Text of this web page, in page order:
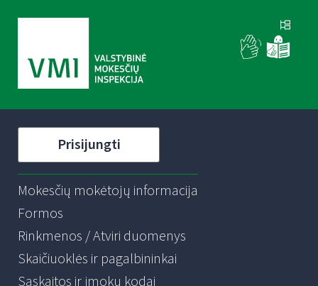
Prisijungti
Mokesčių mokėtojų informacija
Formos
Rinkmenos / Atviri duomenys
Skaičiuoklės ir pagalbininkai
Sąskaitos ir įmokų kodai